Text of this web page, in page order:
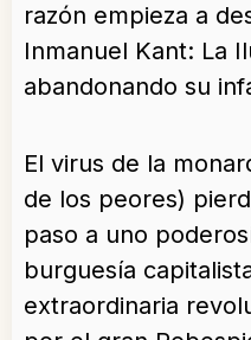
razón empieza a
Inmanuel Kant: La
abandonando su
El virus de la
de los peores)
paso a uno
burguesía
extraordinaria